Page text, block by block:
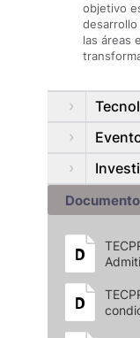
objetivo
las áreas